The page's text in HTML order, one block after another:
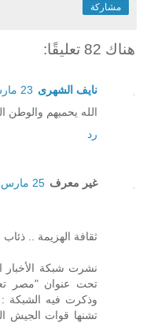
مشاركة
هناك 82 تعليقًا:
نايف الشهرى 23 مارس, 2014 00:00
الله يحميهم والوطن
رد
غير معرف 25 مارس, 2014 17:29
ثقافة الهزيمة .. ذئاب
تحت عنوان "مصر
وذكرت فيه الشبكة :
تشنها قوات الجيش